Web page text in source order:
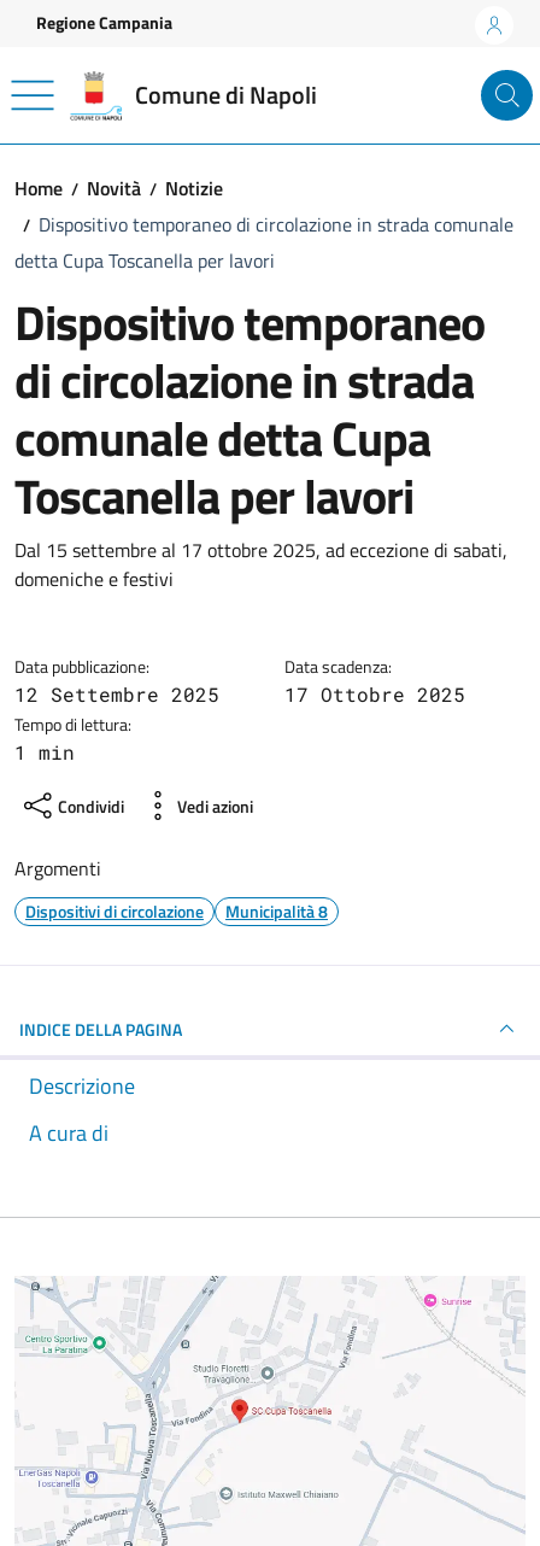
Vai ai contenuti
Vai al footer
Regione Campania
Comune di Napoli
Home Novità
Notizie
Dispositivo temporaneo di circolazione in strada comunale
detta Cupa Toscanella per lavori
Dispositivo temporaneo
di circolazione in strada
comunale detta Cupa
Toscanella per lavori
Dettagli della notizia
Dal 15 settembre al 17 ottobre 2025, ad eccezione di sabati,
domeniche e festivi
Data pubblicazione:
12 Settembre 2025
Data scadenza:
17 Ottobre 2025
Tempo di lettura:
1 min
Condividi Vedi azioni
Argomenti
Dispositivi di circolazione Municipalità 8
INDICE DELLA PAGINA
Descrizione
A cura di